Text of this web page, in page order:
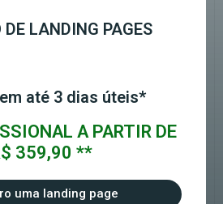
LANDING PAGES
até 3 dias úteis*
A PARTIR DE
359,90 **
uma landing page